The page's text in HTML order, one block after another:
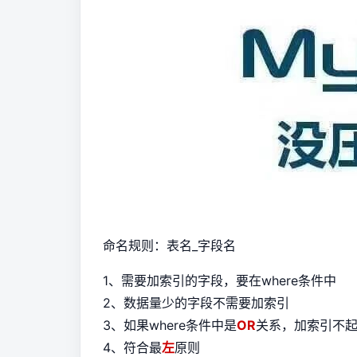
命名规则：表名_字段名
1、需要加索引的字段，要在where条件中
2、数据量少的字段不需要加索引
3、如果where条件中是OR关系，加索引不
4、符合最左原则